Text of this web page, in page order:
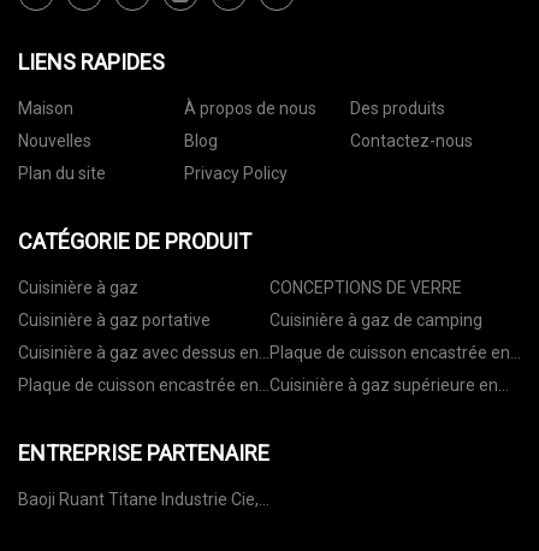
LIENS RAPIDES
Maison À propos de nous
Des produits
Nouvelles
Blog
Contactez-nous
Plan du site
Privacy Policy
CATÉGORIE DE PRODUIT
Cuisinière à gaz
CONCEPTIONS DE VERRE
Cuisinière à gaz portative
Cuisinière à gaz de camping
Cuisinière à gaz avec dessus en
verre
Plaque de cuisson encastrée en
verre
Plaque de cuisson encastrée en
Cuisinière à gaz supérieure en
ENTREPRISE PARTENAIRE
Baoji Ruant Titane Industrie Cie,